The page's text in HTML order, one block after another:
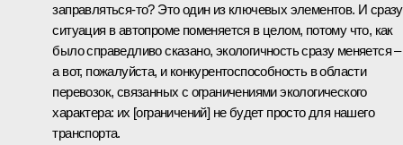
заправляться-то? Это один из ключевых элементов. И сразу
ситуация в автопроме поменяется в целом, потому что, как
было справедливо сказано, экологичность сразу меняется –
а вот, пожалуйста, и конкурентоспособность в области
перевозок, связанных с ограничениями экологического
характера: их [ограничений] не будет просто для нашего
транспорта.